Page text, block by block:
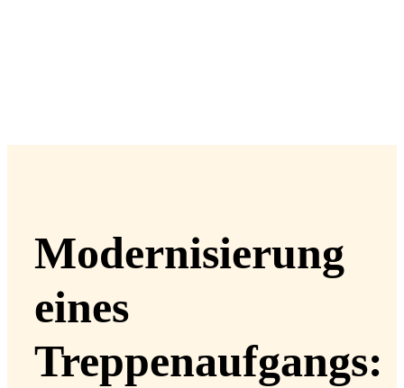
Modernisierung
eines
Treppenaufgangs: